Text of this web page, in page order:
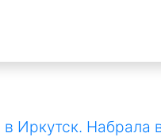
Иркутск. Набрала